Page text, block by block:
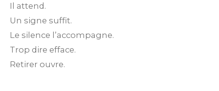
Il attend.
Un signe suffit.
Le silence l’accompagne.
Trop dire efface.
Retirer ouvre.